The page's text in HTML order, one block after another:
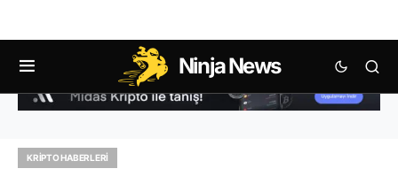
Ninja News
KRIPTO HABERLERI